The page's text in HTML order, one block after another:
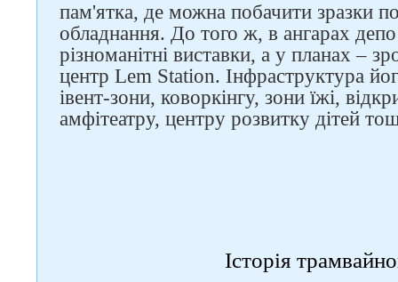
пам'ятка, де можна побачити зразки
обладнання. До того ж, в ангарах депо
різноманітні виставки, а у планах –
центр Lem Station. Інфраструктура
івент-зони, коворкінгу, зони їжі,
амфітеатру, центру розвитку дітей
Історія